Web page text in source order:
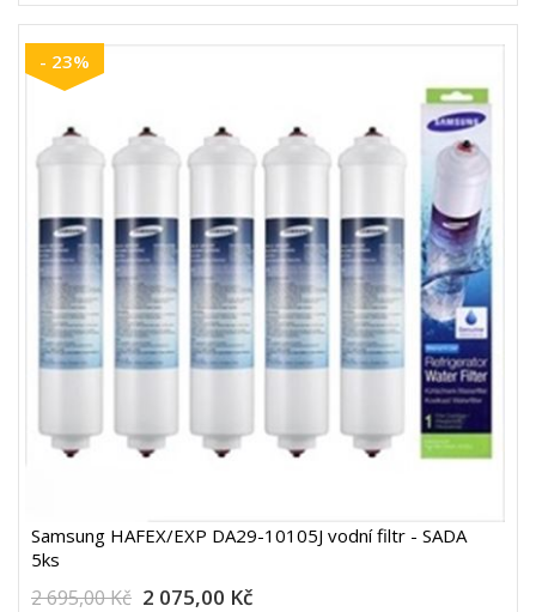
- 23%
Samsung HAFEX/EXP DA29-10105J vodní filtr - SADA
5ks
2 695,00 Kč 2 075,00 Kč